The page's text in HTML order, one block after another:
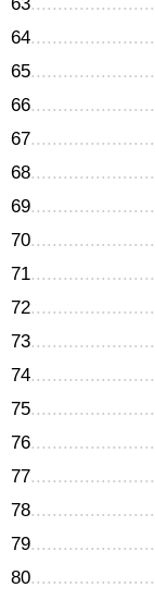
63
64
65
66
67
68
69
70
71
72
73
74
75
76
77
78
79
80